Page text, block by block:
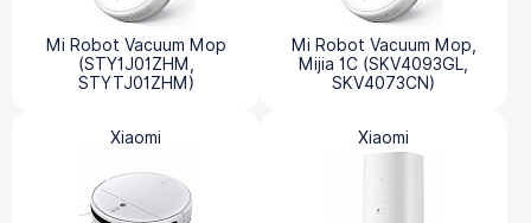
Mi Robot Vacuum Mop
(STY1J01ZHM,
STYTJ01ZHM)
Mi Robot Vacuum Mop,
Mijia 1C (SKV4093GL,
SKV4073CN)
Xiaomi Xiaomi